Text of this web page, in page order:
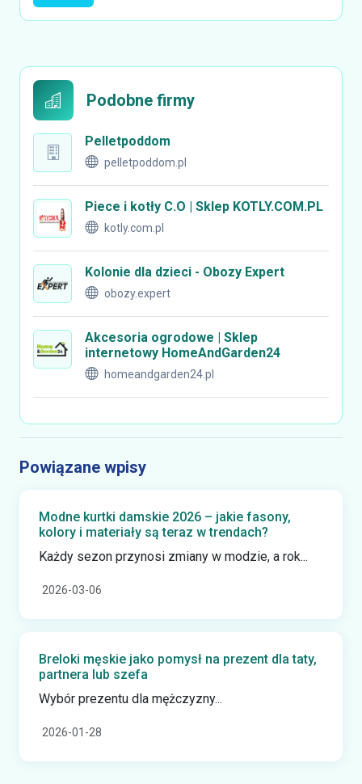
Podobne firmy
Pelletpoddom
pelletpoddom.pl
Piece i kotły C.O | Sklep KOTLY.COM.PL
kotly.com.pl
Kolonie dla dzieci - Obozy Expert
obozy.expert
Akcesoria ogrodowe | Sklep
internetowy HomeAndGarden24
homeandgarden24.pl
Powiązane wpisy
Modne kurtki damskie 2026 – jakie fasony,
kolory i materiały są teraz w trendach?
Każdy sezon przynosi zmiany w modzie, a rok...
2026-03-06
Breloki męskie jako pomysł na prezent dla taty,
partnera lub szefa
Wybór prezentu dla mężczyzny...
2026-01-28